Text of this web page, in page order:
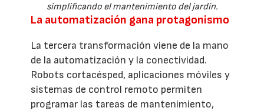
simplificando el mantenimiento del jardín.
La automatización gana protagonismo
La tercera transformación viene de la mano
de la automatización y la conectividad.
Robots cortacésped, aplicaciones móviles y
sistemas de control remoto permiten
programar las tareas de mantenimiento,